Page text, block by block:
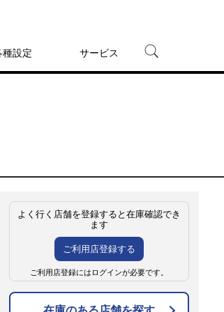
種設定 サービス
よく行く店舗を登録すると在庫確認でき
ます
ご利用店登録する
ご利用店登録にはログインが必要です。